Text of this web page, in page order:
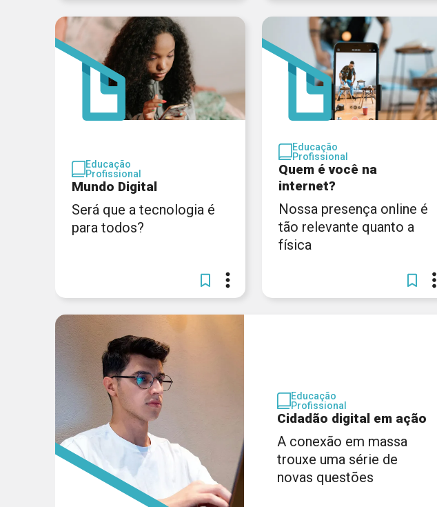
Educação
Profissional
Mundo Digital
Será que a tecnologia é
para todos?
Educação
Profissional
Quem é você na
internet?
Nossa presença online é
tão relevante quanto a
física
Educação
Profissional
Cidadão digital em ação
A conexão em massa
trouxe uma série de
novas questões